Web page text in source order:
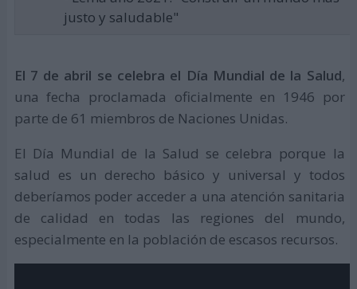
justo y saludable"
El 7 de abril se celebra el Día Mundial de la Salud,
una fecha proclamada oficialmente en 1946 por
parte de 61 miembros de Naciones Unidas.
El Día Mundial de la Salud se celebra porque la
salud es un derecho básico y universal y todos
deberíamos poder acceder a una atención sanitaria
de calidad en todas las regiones del mundo,
especialmente en la población de escasos recursos.